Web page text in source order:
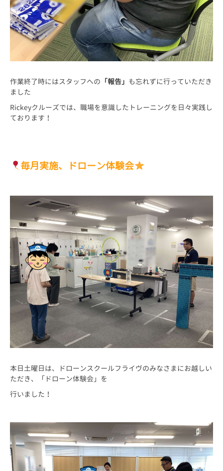
作業終了時にはスタッフへの 「報告」 も忘れずに行っていただき
ました
Rickeyクルーズでは、職場を意識したトレーニングを日々実践し
ております！
毎月実施、ドローン体験会
本日土曜日は、ドローンスクールフライヴのみなさまにお越しい
ただき、「ドローン体験会」を
行いました！